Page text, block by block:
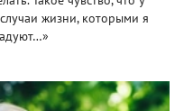
жизни, которыми я